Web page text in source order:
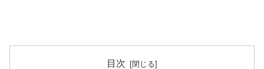
目次